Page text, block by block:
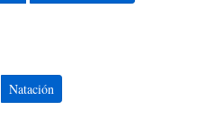
Natación